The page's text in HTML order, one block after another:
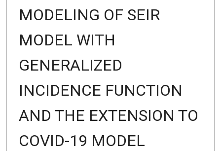
MODELING OF SEIR
MODEL WITH
GENERALIZED
INCIDENCE FUNCTION
AND THE EXTENSION TO
COVID-19 MODEL